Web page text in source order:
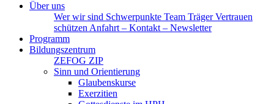
Über uns
Wer wir sind Schwerpunkte Team TrägerVertrauen
schützen Anfahrt – Kontakt – Newsletter
Programm
Bildungszentrum
ZEFOG ZIP
Sinn und Orientierung
Glaubenskurse
Exerzitien